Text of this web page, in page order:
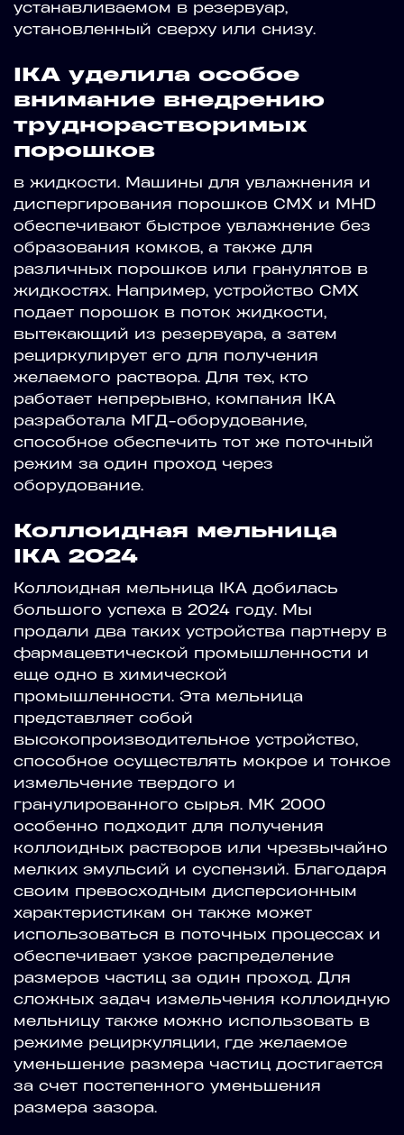
устанавливаемом в резервуар,
установленный сверху или снизу.
IKA уделила особое
внимание внедрению
труднорастворимых
порошков
в жидкости. Машины для увлажнения и
диспергирования порошков CMX и MHD
обеспечивают быстрое увлажнение без
образования комков, а также для
различных порошков или гранулятов в
жидкостях. Например, устройство CMX
подает порошок в поток жидкости,
вытекающий из резервуара, а затем
рециркулирует его для получения
желаемого раствора. Для тех, кто
работает непрерывно, компания IKA
разработала МГД-оборудование,
способное обеспечить тот же поточный
режим за один проход через
оборудование.
Коллоидная мельница
IKA 2024
Коллоидная мельница IKA добилась
большого успеха в 2024 году. Мы
продали два таких устройства партнеру в
фармацевтической промышленности и
еще одно в химической
промышленности. Эта мельница
представляет собой
высокопроизводительное устройство,
способное осуществлять мокрое и тонкое
измельчение твердого и
гранулированного сырья. MK 2000
особенно подходит для получения
коллоидных растворов или чрезвычайно
мелких эмульсий и суспензий. Благодаря
своим превосходным дисперсионным
характеристикам он также может
использоваться в поточных процессах и
обеспечивает узкое распределение
размеров частиц за один проход. Для
сложных задач измельчения коллоидную
мельницу также можно использовать в
режиме рециркуляции, где желаемое
уменьшение размера частиц достигается
за счет постепенного уменьшения
размера зазора.